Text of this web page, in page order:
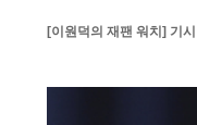
[이원덕의 재팬 워치] 기